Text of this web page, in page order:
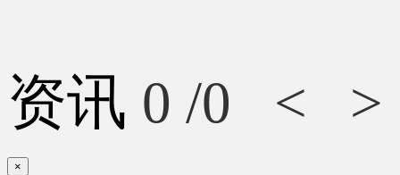
资讯 0 /0 < >
×